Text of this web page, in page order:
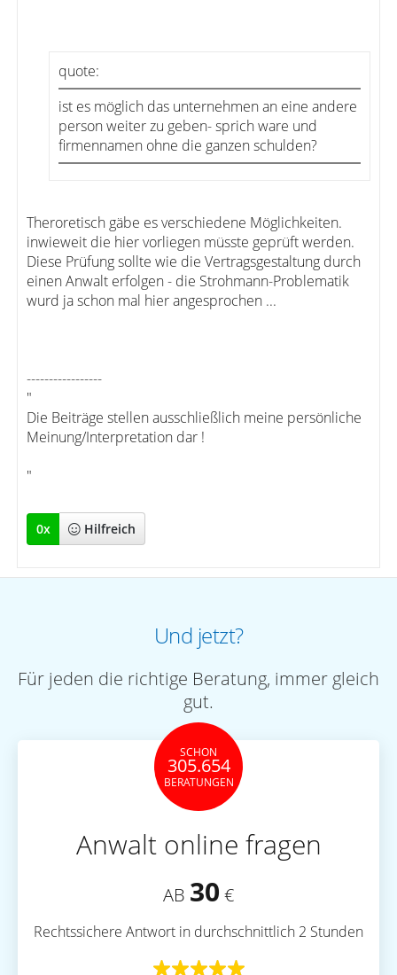
quote:
ist es möglich das unternehmen an eine andere
person weiter zu geben- sprich ware und
firmennamen ohne die ganzen schulden?
Theroretisch gäbe es verschiedene Möglichkeiten.
inwieweit die hier vorliegen müsste geprüft werden.
Diese Prüfung sollte wie die Vertragsgestaltung durch
einen Anwalt erfolgen - die Strohmann-Problematik
wurd ja schon mal hier angesprochen ...
-----------------
"
Die Beiträge stellen ausschließlich meine persönliche
Meinung/Interpretation dar !
"
0x Hilfreich
Und jetzt?
Für jeden die richtige Beratung, immer gleich
gut.
SCHON
305.654
BERATUNGEN
Anwalt online fragen
AB 30 €
Rechtssichere Antwort in durchschnittlich 2 Stunden